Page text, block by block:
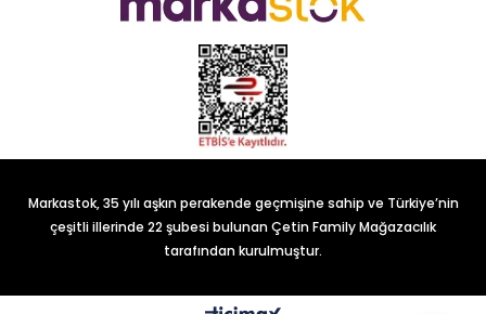
Markastok, 35 yılı aşkın perakende geçmişine sahip ve Türkiye’nin
çeşitli illerinde 22 şubesi bulunan Çetin Family Mağazacılık
tarafından kurulmuştur.